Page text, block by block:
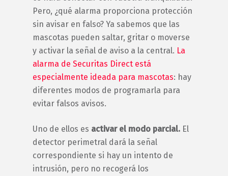
Pero, ¿qué alarma proporciona protección
sin avisar en falso? Ya sabemos que las
mascotas pueden saltar, gritar o moverse
y activar la señal de aviso a la central. La
alarma de Securitas Direct está
especialmente ideada para mascotas: hay
diferentes modos de programarla para
evitar falsos avisos.
Uno de ellos es activar el modo parcial. El
detector perimetral dará la señal
correspondiente si hay un intento de
intrusión, pero no recogerá los